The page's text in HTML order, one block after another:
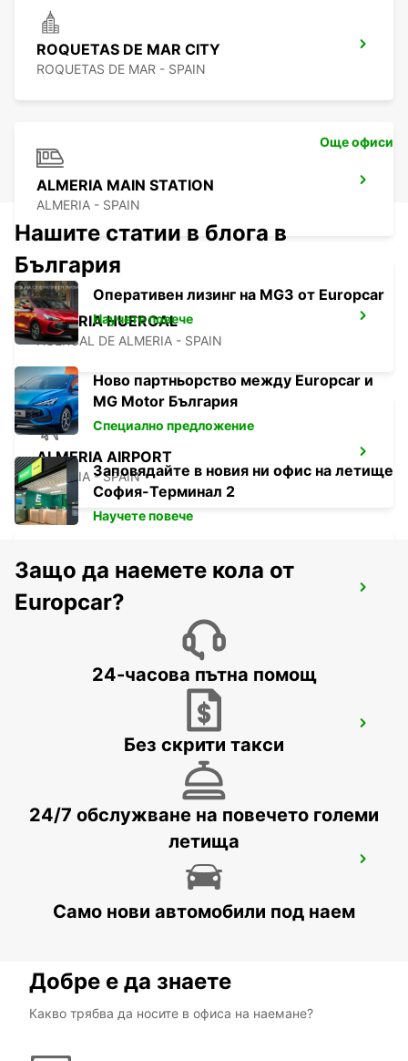
ROQUETAS DE MAR CITY
ROQUETAS DE MAR - SPAIN
ALMERIA MAIN STATION
ALMERIA - SPAIN
ALMERIA HUERCAL
HUERCAL DE ALMERIA - SPAIN
ALMERIA AIRPORT
ALMERIA - SPAIN
NERJA
NERJA - SPAIN
TORREMOLINOS - SPAIN
MALAGA MAIN STATION
Още офиси
Нашите статии в блога в
България
Оперативен лизинг на MG3 от Europcar
Научете повече
Ново партньорство между Europcar и
MG Motor България
Специално предложение
Заповядайте в новия ни офис на летище
София-Терминал 2
Научете повече
Защо да наемете кола от
Europcar?
24-часова пътна помощ
Без скрити такси
24/7 обслужване на повечето големи
летища
Само нови автомобили под наем
Добре е да знаете
Какво трябва да носите в офиса на наемане?